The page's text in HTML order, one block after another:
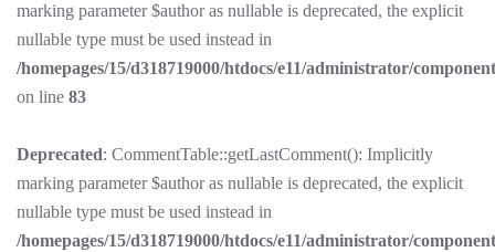
marking parameter $author as nullable is deprecated, the explicit
nullable type must be used instead in
/homepages/15/d318719000/htdocs/e11/administrator/
on line 83
Deprecated: CommentTable::getLastComment(): Implicitly
marking parameter $author as nullable is deprecated, the explicit
nullable type must be used instead in
/homepages/15/d318719000/htdocs/e11/administrator/